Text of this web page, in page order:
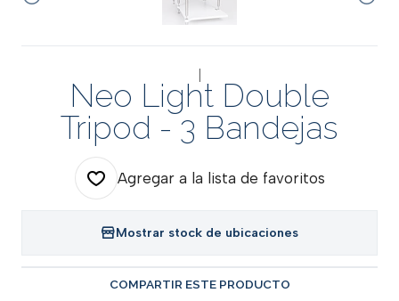
|
Neo Light Double
Tripod - 3 Bandejas
Agregar a la lista de favoritos
Mostrar stock de ubicaciones
COMPARTIR ESTE PRODUCTO